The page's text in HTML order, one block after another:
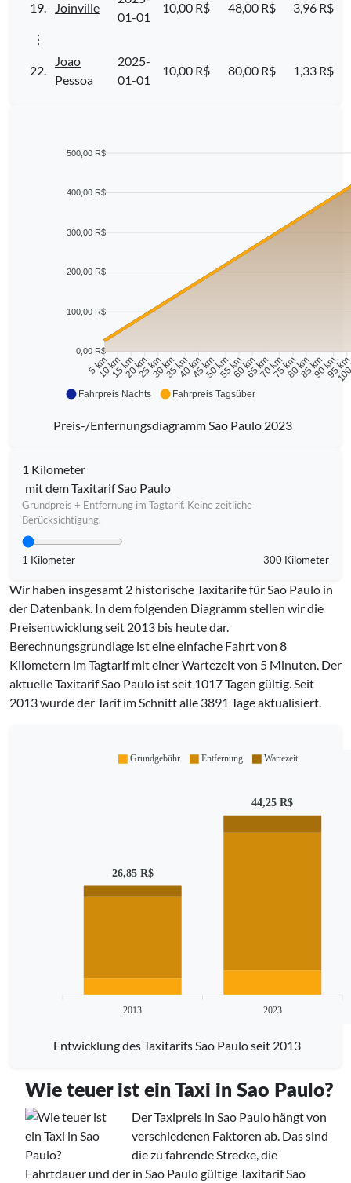
19. Joinville
01-01
10,00 R$ 48,00 R$ 3,96 R$
⋮
22.
Joao
Pessoa
2025-
01-01
10,00 R$ 80,00 R$ 1,33 R$
500,00 R$
400,00 R$
300,00 R$
200,00 R$
100,00 R$
0,00 R$
5 km
10 km15 km20 km25 km30 km35 km40 km45 km50 km55 km60 km65 km70 km75 km80 km85 km90 km95 km
Fahrpreis Nachts Fahrpreis Tagsüber
Preis-/Enfernungsdiagramm Sao Paulo 2023
1 Kilometer
mit dem Taxitarif Sao Paulo
Grundpreis + Entfernung im Tagtarif. Keine zeitliche
Berücksichtigung.
1 Kilometer 300 Kilometer
Wir haben insgesamt 2 historische Taxitarife für Sao Paulo in
der Datenbank. In dem folgenden Diagramm stellen wir die
Preisentwicklung seit 2013 bis heute dar.
Berechnungsgrundlage ist eine einfache Fahrt von 8
Kilometern im Tagtarif mit einer Wartezeit von 5 Minuten. Der
aktuelle Taxitarif Sao Paulo ist seit 1017Tagen gültig. Seit
2013wurde der Tarif im Schnitt alle 3891 Tage aktualisiert.
26,85 R$
44,25 R$
2013 2023
Grundgebühr Entfernung Wartezeit
Entwicklung des Taxitarifs Sao Paulo seit 2013
Wie teuer ist ein Taxi in Sao Paulo?
Der Taxipreis in Sao Paulo hängt von
verschiedenen Faktoren ab. Das sind
die zu fahrende Strecke, die
Fahrtdauer und der in Sao Paulo gültige Taxitarif Sao